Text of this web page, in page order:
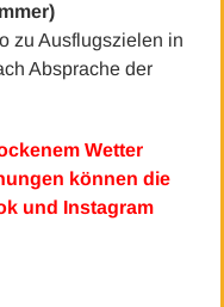
zu Ausflugszielen in
Absprache der
Wetter
können die
und Instagram